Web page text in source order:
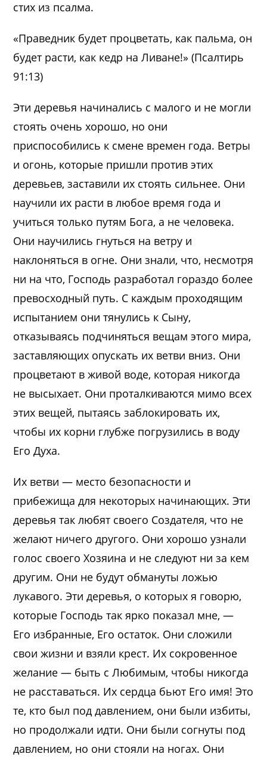
стих из псалма.
«Праведник будет процветать, как пальма, он
будет расти, как кедр на Ливане!» (Псалтирь
91:13)
Эти деревья начинались с малого и не могли
стоять очень хорошо, но они
приспособились к смене времен года. Ветры
и огонь, которые пришли против этих
деревьев, заставили их стоять сильнее. Они
научили их расти в любое время года и
учиться только путям Бога, а не человека.
Они научились гнуться на ветру и
наклоняться в огне. Они знали, что, несмотря
ни на что, Господь разработал гораздо более
превосходный путь. С каждым проходящим
испытанием они тянулись к Сыну,
отказываясь подчиняться вещам этого мира,
заставляющих опускать их ветви вниз. Они
процветают в живой воде, которая никогда
не высыхает. Они проталкиваются мимо всех
этих вещей, пытаясь заблокировать их,
чтобы их корни глубже погрузились в воду
Его Духа.
Их ветви — место безопасности и
прибежища для некоторых начинающих. Эти
деревья так любят своего Создателя, что не
желают ничего другого. Они хорошо узнали
голос своего Хозяина и не следуют ни за кем
другим. Они не будут обмануты ложью
лукавого. Эти деревья, о которых я говорю,
которые Господь так ярко показал мне, —
Его избранные, Его остаток. Они сложили
свои жизни и взяли крест. Их сокровенное
желание — быть с Любимым, чтобы никогда
не расставаться. Их сердца бьют Его имя! Это
те, кто был под давлением, они были избиты,
но продолжали идти. Они были согнуты под
давлением, но они стояли на ногах. Они